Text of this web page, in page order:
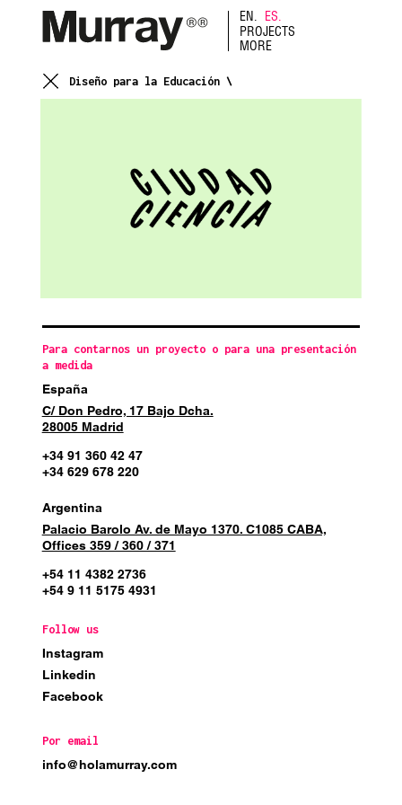
PROJECTS
MORE
EN. ES.
Diseño para la Educación \
Para contarnos un proyecto o para una presentación
a medida
España
C/ Don Pedro, 17 Bajo Dcha.
28005 Madrid
+34 91 360 42 47
+34 629 678 220
Argentina
Palacio Barolo Av. de Mayo 1370. C1085 CABA,
Offices 359 / 360 / 371
+54 11 4382 2736
+54 9 11 5175 4931
Follow us
Instagram
Linkedin
Facebook
Por email
info@holamurray.com